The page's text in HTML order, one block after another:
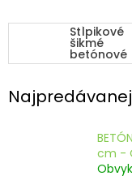
STRIEŠKY
Kalkulácia
Stĺpikové
šikmé
betónové
striešky
cm -